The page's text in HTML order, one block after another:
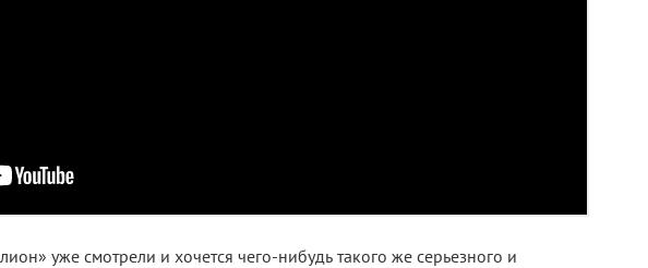
уже смотрели и хочется чего-нибудь такого же серьезного и